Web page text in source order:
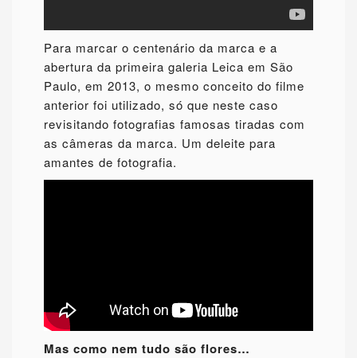
Para marcar o centenário da marca e a
abertura da primeira galeria Leica em São
Paulo, em 2013, o mesmo conceito do filme
anterior foi utilizado, só que neste caso
revisitando fotografias famosas tiradas com
as câmeras da marca. Um deleite para
amantes de fotografia.
Mas como nem tudo são flores…